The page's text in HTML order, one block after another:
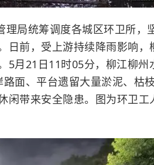
局统筹调度各城区环卫所，
日前，受上游持续降雨影响，
5月21日11时05分，柳江柳州
面、平台遗留大量淤泥、枯
闲带来安全隐患。图为环卫工